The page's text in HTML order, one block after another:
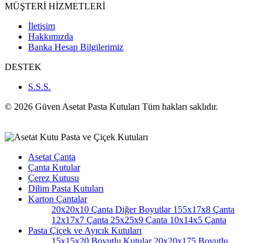
MÜŞTERİ HİZMETLERİ
İletişim
Hakkımızda
Banka Hesap Bilgilerimiz
DESTEK
S.S.S.
© 2026 Güven Asetat Pasta Kutuları Tüm hakları saklıdır.
Asetat Çanta
Çanta Kutular
Çerez Kutusu
Dilim Pasta Kutuları
Karton Çantalar
20x20x10 Çanta Diğer Boyutlar155x17x8 Çanta
12x17x7 Çanta 25x25x9 Çanta 10x14x5 Çanta
Pasta Çiçek ve Ayıcık Kutuları
15x15x20 Boyutlu Kutular20x20x175 Boyutlu